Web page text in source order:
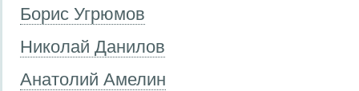
Борис Угрюмов
Николай Данилов
Анатолий Амелин